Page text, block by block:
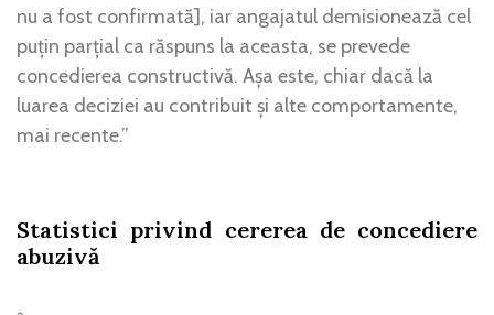
nu a fost confirmată], iar angajatul demisionează cel
puțin parțial ca răspuns la aceasta, se prevede
concedierea constructivă. Așa este, chiar dacă la
luarea deciziei au contribuit și alte comportamente,
mai recente.”
Statistici privind cererea de concediere
abuzivă